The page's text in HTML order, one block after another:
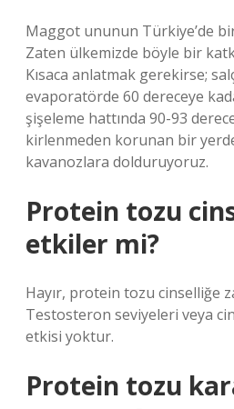
Maggot ununun Türkiye’de
Zaten ülkemizde böyle bir
Kısaca anlatmak gerekirse;
evaporatörde 60 dereceye
şişeleme hattında 90-93
kirlenmeden korunan bir
kavanozlara dolduruyoruz.
Protein tozu
etkiler mi?
Hayır, protein tozu cinselliğe
Testosteron seviyeleri veya
etkisi yoktur.
Protein tozu